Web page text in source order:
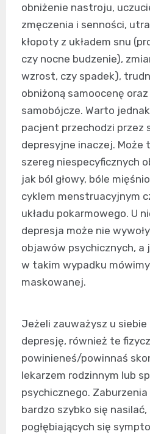
obniżenie nastroju,
zmęczenia i senności,
kłopoty z układem snu
czy nocne budzenie),
wzrost, czy spadek),
obniżoną samoocenę oraz
samobójcze. Warto
pacjent przechodzi przez
depresyjne inaczej. Może
szereg niespecyficznych
jak ból głowy, bóle
cyklem menstruacyjnym
układu pokarmowego. U
depresja może nie
objawów psychicznych, a
w takim wypadku
maskowanej.
Jeżeli zauważysz u
depresję, również te
powinieneś/powinnaś
lekarzem rodzinnym lub
psychicznego.
bardzo szybko się
pogłębiających się